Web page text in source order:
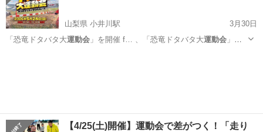
山梨県 小井川駅
3月30日
「恐竜ドタバタ大運動会 」を開催 f… 、「恐竜ドタバタ大運動会」を
【4/25(土)開催】運動会で差がつく！「走り